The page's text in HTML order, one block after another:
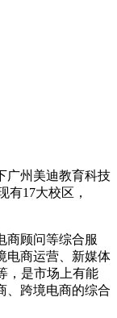
广州美迪教育科技
有17大校区，
商顾问等综合服
电商运营、新媒体
，是市场上有能
、跨境电商的综合